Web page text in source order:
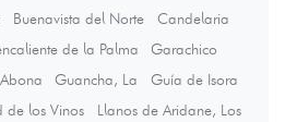
Buenavista del Norte
Candelaria
de la Palma
Garachico
Guancha, La
Guía de Isora
de los Vinos
Llanos de Aridane, Los